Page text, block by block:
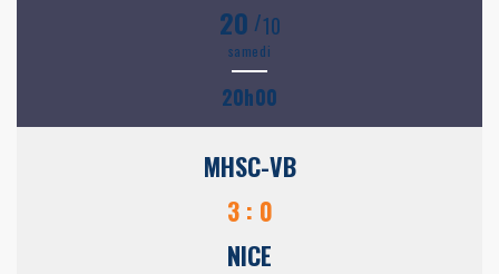
20 /10
samedi
20h00
MHSC-VB
3 : 0
NICE